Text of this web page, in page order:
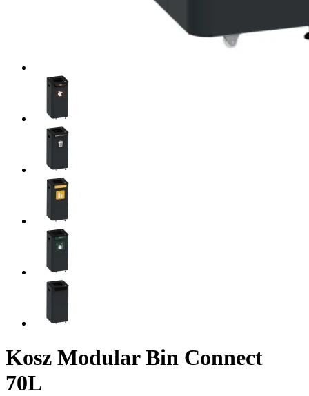
Kosz Modular Bin Connect
70L